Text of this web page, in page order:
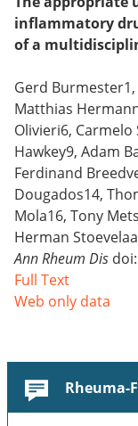
inflammatory
of a
Gerd Burmester1,
Matthias
Olivieri6, Carmelo
Hawkey9, Adam
Ferdinand
Dougados14,
Mola16, Tony
Herman
Ann Rheum Dis
Full Text
Web only data
Rheuma-